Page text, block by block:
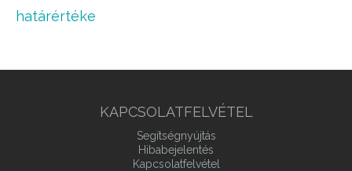
határértéke
KAPCSOLATFELVÉTEL
Segítségnyújtás
Hibabejelentés
Kapcsolatfelvétel